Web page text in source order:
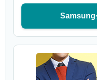
Samsung